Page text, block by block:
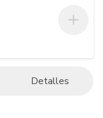
Detalles